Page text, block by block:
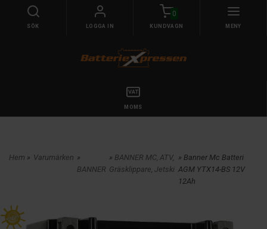
SÖK LOGGA IN
0
KUNDVAGN MENY
MOMS
Hem » Varumärken »
BANNER
» BANNER MC, ATV,
Gräsklippare, Jetski
» Banner Mc Batteri
AGM YTX14-BS 12V
12Ah